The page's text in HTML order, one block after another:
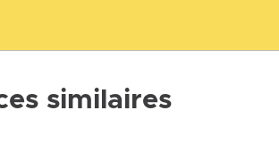
similaires